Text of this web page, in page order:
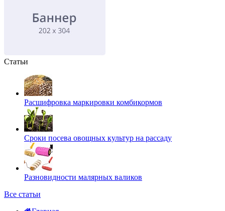
Статьи
Расшифровка маркировки комбикормов
Сроки посева овощных культур на рассаду
Разновидности малярных валиков
Все статьи